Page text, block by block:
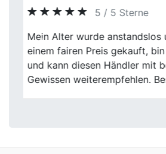
5 / 5 Sterne
Ein echter Glücksgriff!
hat meinen alten Wagen zum
gekauft. Die Abwicklung war
unkompliziert, und das
Previous